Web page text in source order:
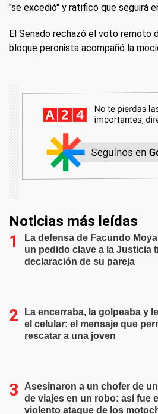
"se excedió" y ratificó que seguirá
El Senado rechazó el voto remoto
bloque peronista acompañó la
Noticias más leídas
La defensa de Facundo
un pedido clave a la Justicia
declaración de su pareja
La encerraba, la golpeaba y
el celular: el mensaje que
rescatar a una joven
Asesinaron a un chofer de
de viajes en un robo: así fue el
violento ataque de los